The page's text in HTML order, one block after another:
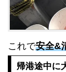
これで安全&
帰港途中に